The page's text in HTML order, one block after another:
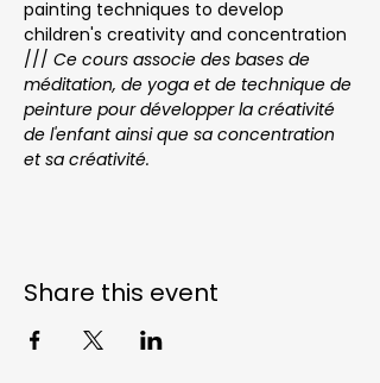
painting techniques to develop
children's creativity and concentration
/// Ce cours associe des bases de
méditation, de yoga et de technique de
peinture pour développer la créativité
de l'enfant ainsi que sa concentration
et sa créativité.
Share this event